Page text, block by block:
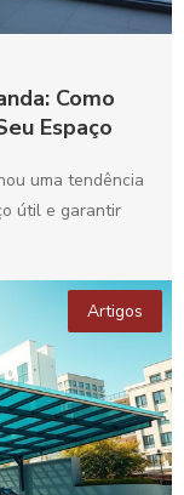
Como
Espaço
uma tendência
útil e garantir
Artigos